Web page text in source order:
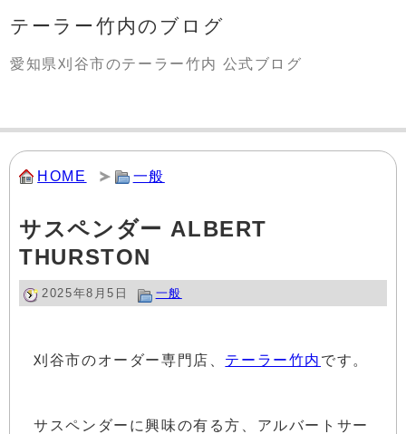
テーラー竹内のブログ
愛知県刈谷市のテーラー竹内 公式ブログ
HOME 一般
サスペンダー ALBERT
THURSTON
2025年8月5日 一般
刈谷市のオーダー専門店、 テーラー竹内 です。
サスペンダーに興味の有る方、アルバートサー